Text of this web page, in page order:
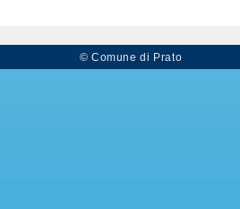
© Comune di Prato